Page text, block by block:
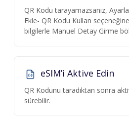
QR Kodu tarayamazsanız,
Ekle- QR Kodu Kullan
bilgilerle Manuel Detay Girme
eSIM’i Aktive Edin
QR Kodunu taradıktan sonra
sürebilir.